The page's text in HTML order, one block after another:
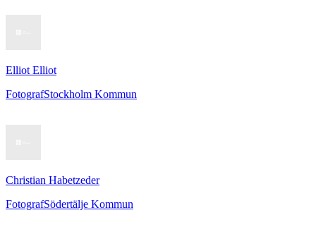
Elliot Elliot
FotografStockholm Kommun
Christian Habetzeder
FotografSödertälje Kommun